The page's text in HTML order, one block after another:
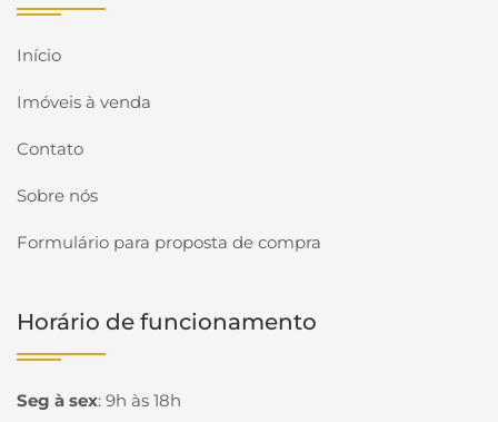
Início
Imóveis à venda
Contato
Sobre nós
Formulário para proposta de compra
Horário de funcionamento
Seg à sex: 9h às 18h